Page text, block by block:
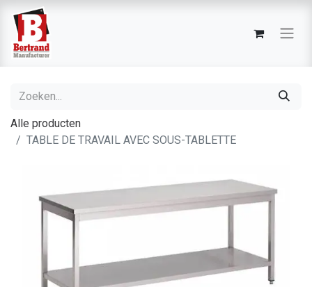
Alle producten
TABLE DE TRAVAIL AVEC SOUS-TABLETTE